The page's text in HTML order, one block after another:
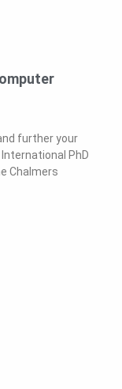
further your
PhD
Chalmers